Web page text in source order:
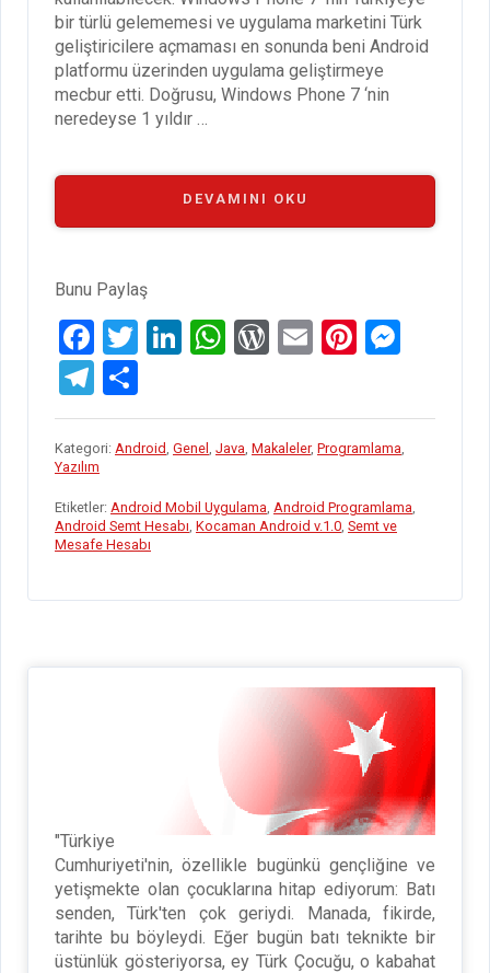
bir türlü gelememesi ve uygulama marketini Türk
geliştiricilere açmaması en sonunda beni Android
platformu üzerinden uygulama geliştirmeye
mecbur etti. Doğrusu, Windows Phone 7 ‘nin
neredeyse 1 yıldır …
DEVAMINI OKU
Bunu Paylaş
F
a
ce
b
o
o
k
T
tt
er
Li
ke
dI
W
at
s
p
p
W
d
Pr
s
E
ail
Pi
er
es
se
n
er
T
el
e
gr
a
m
h
ar
Kategori: Android, Genel , Java, Makaleler, Programlama,
Yazılım
Etiketler: Android Mobil Uygulama, Android Programlama,
Android Semt Hesabı, Kocaman Android v.1.0, Semt ve
Mesafe Hesabı
"Türkiye
Cumhuriyeti'nin, özellikle bugünkü gençliğine ve
yetişmekte olan çocuklarına hitap ediyorum: Batı
senden, Türk'ten çok geriydi. Manada, fikirde,
tarihte bu böyleydi. Eğer bugün batı teknikte bir
üstünlük gösteriyorsa, ey Türk Çocuğu, o kabahat